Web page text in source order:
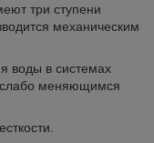
три ступени
механическим
воды в системах
меняющимся